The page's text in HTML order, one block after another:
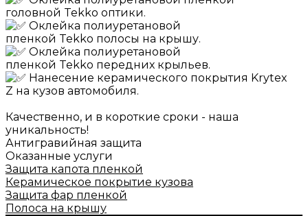
головной Tekko оптики.
Оклейка полиуретановой
пленкой Tekko полосы на крышу.
Оклейка полиуретановой
пленкой Tekko передних крыльев.
Нанесение керамического покрытия Krytex
Z на кузов автомобиля.
Качественно, и в короткие сроки - наша
уникальность!
Антигравийная защита
Оказанные услуги
Защита капота пленкой
Керамическое покрытие кузова
Защита фар пленкой
Полоса на крышу